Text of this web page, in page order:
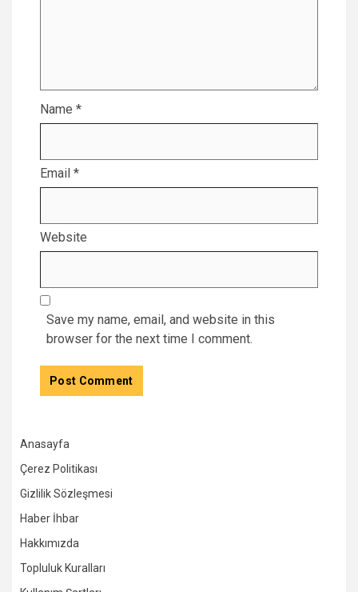
Name *
Email *
Website
Save my name, email, and website in this
browser for the next time I comment.
Anasayfa
Çerez Politikası
Gizlilik Sözleşmesi
Haber İhbar
Hakkımızda
Topluluk Kuralları